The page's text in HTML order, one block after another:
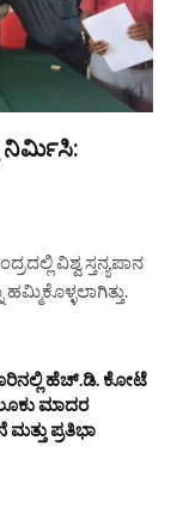
ನಿರ್ಮಿಸಿ:
ವಿಶ್ವ ಸ್ತನ್ಯಪಾನ
ಹೆಚ್.ಡಿ. ಕೋಟೆ
ಮಾದರ
ಪ್ರತಿಭಾ